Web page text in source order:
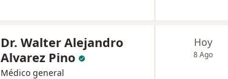
Dr. Walter Alejandro
Alvarez Pino
Médico general
Hoy
8 Ago